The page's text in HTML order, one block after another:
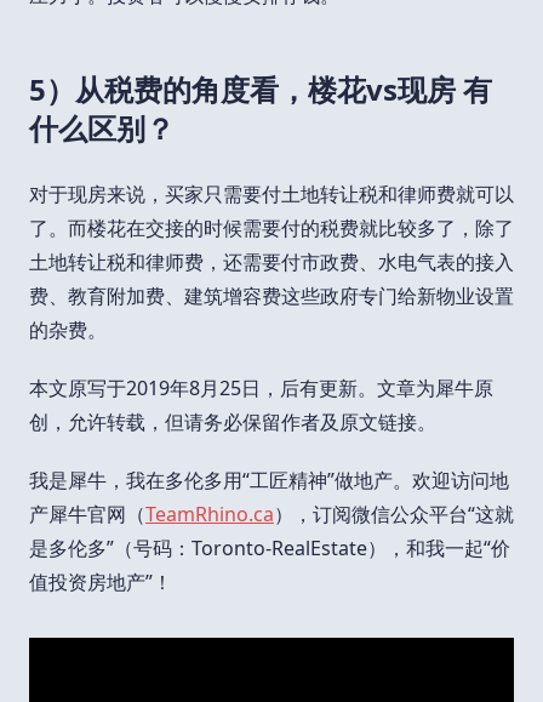
5）从税费的角度看，楼花vs现房 有
什么区别？
对于现房来说，买家只需要付土地转让税和律师费就可以
了。而楼花在交接的时候需要付的税费就比较多了，除了
土地转让税和律师费，还需要付市政费、水电气表的接入
费、教育附加费、建筑增容费这些政府专门给新物业设置
的杂费。
本文原写于2019年8月25日，后有更新。文章为犀牛原
创，允许转载，但请务必保留作者及原文链接。
我是犀牛，我在多伦多用“工匠精神”做地产。欢迎访问地
产犀牛官网（TeamRhino.ca），订阅微信公众平台“这就
是多伦多”（号码：Toronto-RealEstate），和我一起“价
值投资房地产”！